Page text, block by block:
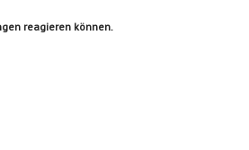
reagieren können.